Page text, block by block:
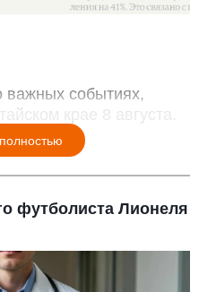
важных событиях,
крае 8 августа.
футболиста Лионеля